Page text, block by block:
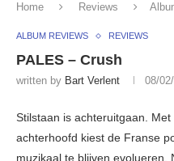
Home Reviews
ALBUM REVIEWS REVIEWS
PALES – Crush
written by Bart Verlent 08/
Stilstaan is achteruitgaan.
achterhoofd kiest de Franse
muzikaal te blijven evolueren.